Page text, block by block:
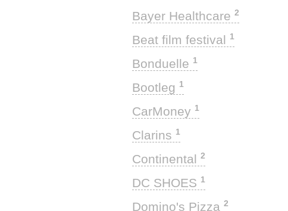
Bayer Healthcare 2
Beat film festival 1
Bonduelle 1
Bootleg 1
CarMoney 1
Clarins 1
Continental 2
DC SHOES 1
Domino's Pizza 2